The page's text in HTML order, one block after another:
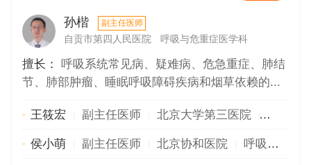
孙楷 副主任医师
自贡市第四人民医院 呼吸与危重症医学科
擅长：
呼吸系统常见病、疑难病、危急重症、肺结
节、肺部肿瘤、睡眠呼吸障碍疾病和烟草依赖的...
王筱宏 副主任医师 北京大学第三医院 呼吸与
侯小萌 副主任医师 北京协和医院 呼吸与危重病医学科